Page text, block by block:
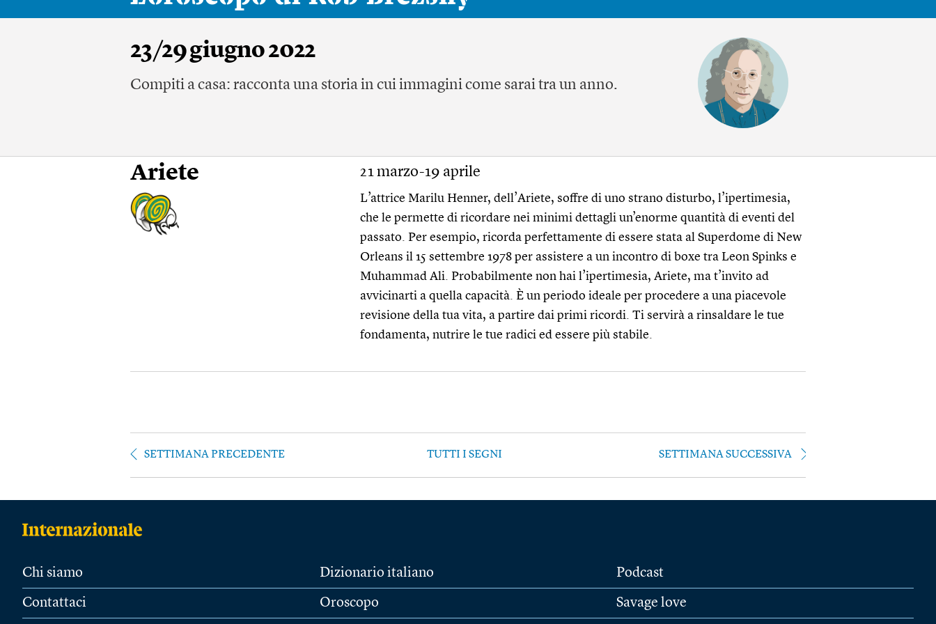
23/29 giugno 2022
Compiti a casa: racconta una storia in cui immagini come sarai tra un anno.
Ariete 21 marzo-19 aprile
L’attrice Marilu Henner, dell’Ariete, soffre di uno strano disturbo, l’ipertimesia,
che le permette di ricordare nei minimi dettagli un’enorme quantità di eventi del
passato. Per esempio, ricorda perfettamente di essere stata al Superdome di New
Orleans il 15 settembre 1978 per assistere a un incontro di boxe tra Leon Spinks e
Muhammad Ali. Probabilmente non hai l’ipertimesia, Ariete, ma t’invito ad
avvicinarti a quella capacità. È un periodo ideale per procedere a una piacevole
revisione della tua vita, a partire dai primi ricordi. Ti servirà a rinsaldare le tue
fondamenta, nutrire le tue radici ed essere più stabile.
SETTIMANA PRECEDENTE TUTTI I SEGNI SETTIMANA SUCCESSIVA
Chi siamo
Contattaci
Dizionario italiano
Oroscopo
Podcast
Savage love